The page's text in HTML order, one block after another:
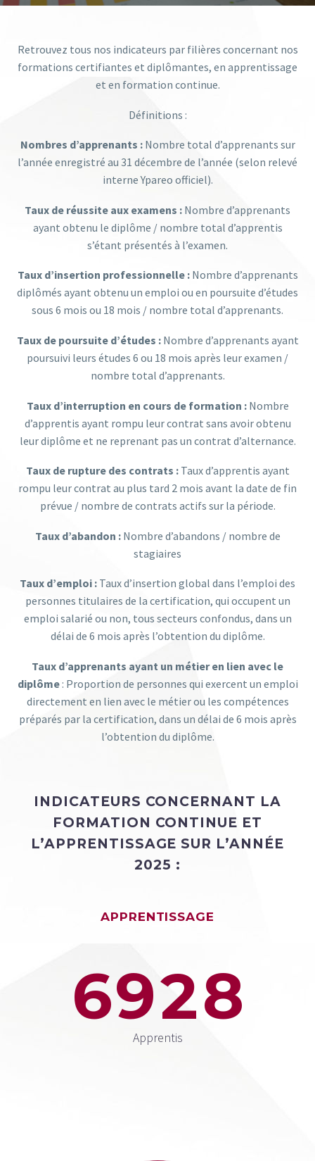
Retrouvez tous nos indicateurs par filières concernant nos
formations certifiantes et diplômantes, en apprentissage
et en formation continue.
Définitions :
Nombres d’apprenants :Nombre total d’apprenants sur
l’année enregistré au 31 décembre de l’année (selon relevé
interne Ypareo officiel).
Taux de réussite aux examens : Nombre d’apprenants
ayant obtenu le diplôme / nombre total d’apprentis
s’étant présentés à l’examen.
Taux d’insertion professionnelle :Nombre d’apprenants
diplômés ayant obtenu un emploi ou en poursuite d’études
sous 6 mois ou 18 mois / nombre total d’apprenants.
Taux de poursuite d’études :Nombre d’apprenants ayant
poursuivi leurs études 6 ou 18 mois après leur examen /
nombre total d’apprenants.
Taux d’interruption en cours de formation :Nombre
d’apprentis ayant rompu leur contrat sans avoir obtenu
leur diplôme et ne reprenant pas un contrat d’alternance.
Taux de rupture des contrats :Taux d’apprentis ayant
rompu leur contrat au plus tard 2 mois avant la date de fin
prévue / nombre de contrats actifs sur la période.
Taux d’abandon :Nombre d’abandons / nombre de
stagiaires
Taux d’emploi : Taux d’insertion global dans l’emploi des
personnes titulaires de la certification, qui occupent un
emploi salarié ou non, tous secteurs confondus, dans un
délai de 6 mois après l’obtention du diplôme.
Taux d’apprenants ayant un métier en lien avec le
diplôme : Proportion de personnes qui exercent un emploi
directement en lien avec le métier ou les compétences
préparés par la certification, dans un délai de 6 mois après
l’obtention du diplôme.
INDICATEURS CONCERNANT LA
FORMATION CONTINUE ET
L’APPRENTISSAGE SUR L’ANNÉE
2025 :
APPRENTISSAGE
6928
Apprentis